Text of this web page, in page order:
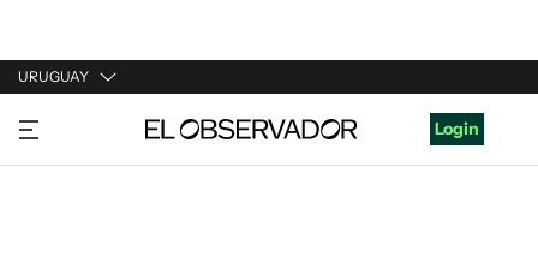
URUGUAY
URUGUAY
ARGENTINA
Login